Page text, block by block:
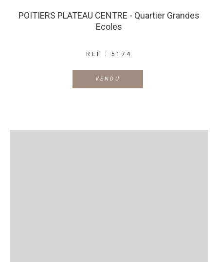
POITIERS PLATEAU CENTRE - Quartier Grandes
Ecoles
REF : 5174
VENDU